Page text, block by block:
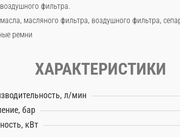
фильтра.
масляного фильтра, воздушного фильтра,
ремни
ХАРАКТЕРИСТИКИ
л/мин
бар
кВт